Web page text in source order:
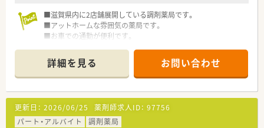
■滋賀県内に2店舗展開している調剤薬局です。
■アットホームな雰囲気の薬局です。
■お車での通勤が便利です。
詳細を見る お問い合わせ
更新日： 2026/06/25 薬剤師求人ID： 97756
パート・アルバイト
調剤薬局